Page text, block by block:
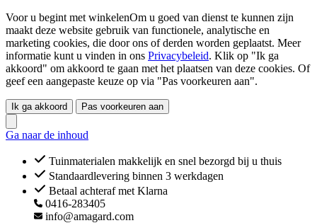
Voor u begint met winkelenOm u goed van dienst te kunnen zijn
maakt deze website gebruik van functionele, analytische en
marketing cookies, die door ons of derden worden geplaatst. Meer
informatie kunt u vinden in ons Privacybeleid. Klik op "Ik ga
akkoord" om akkoord te gaan met het plaatsen van deze cookies. Of
geef een aangepaste keuze op via "Pas voorkeuren aan".
Ik ga akkoord Pas voorkeuren aan
Ga naar de inhoud
Tuinmaterialen makkelijk en snel bezorgd bij u thuis
Standaardlevering binnen 3 werkdagen
Betaal achteraf met Klarna
0416-283405
info@amagard.com